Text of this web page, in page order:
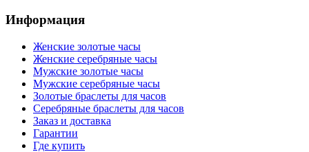
Информация
Женские золотые часы
Женские серебряные часы
Мужские золотые часы
Мужские серебряные часы
Золотые браслеты для часов
Серебряные браслеты для часов
Заказ и доставка
Гарантии
Где купить